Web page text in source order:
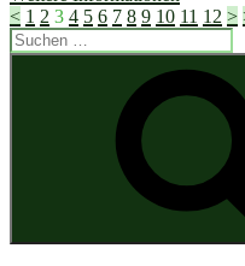
< 1 2 3 4 5 6 7 8 9 10 11 12 >
Suchen
nach: